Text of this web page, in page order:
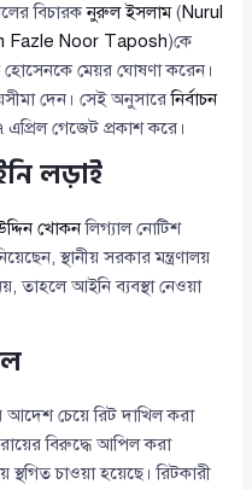
বিচারকনুরুল ইসলাম(Nurul
Fazle Noor Taposh)কে
মেয়র ঘোষণা করেন।
দেন। সেই অনুসারেনির্বাচন
গেজেট প্রকাশ করে।
লড়াই
খোকনলিগ্যাল নোটিশ
স্থানীয় সরকার মন্ত্রণালয়
তাহলে আইনি ব্যবস্থা নেওয়া
চেয়ে রিট দাখিল করা
বিরুদ্ধে আপিল করা
স্থগিত চাওয়া হয়েছে। রিটকারী